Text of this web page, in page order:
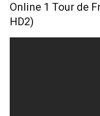
Online 1 Tour de
HD2)